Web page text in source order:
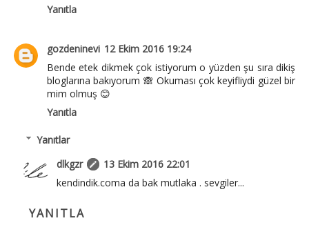
Yanıtla
gozdeninevi 12 Ekim 2016 19:24
Bende etek dikmek çok istiyorum o yüzden şu sıra dikiş
bloglarına bakıyorum 🙈 Okuması çok keyifliydi güzel bir
mim olmuş 😊
Yanıtla
Yanıtlar
dlkgzr
13 Ekim 2016 22:01
kendindik.coma da bak mutlaka . sevgiler...
YANITLA